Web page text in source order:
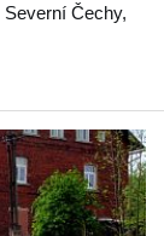
Severní Čechy,